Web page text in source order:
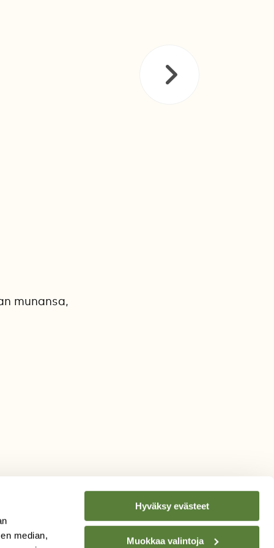
median,
Hyväksy evästeet
Muokkaa valintoja
munansa,